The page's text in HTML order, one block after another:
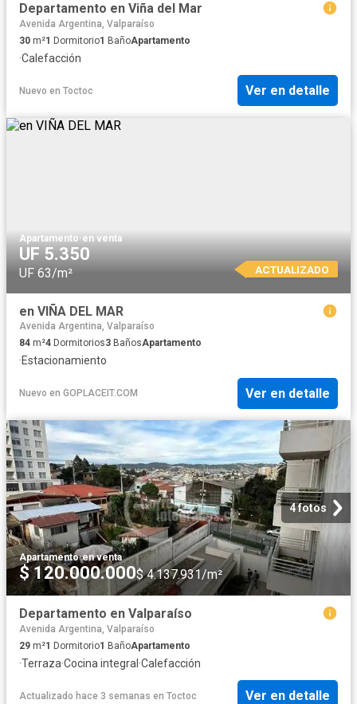
Departamento en Viña del Mar
Avenida Argentina, Valparaíso
30 m²1 Dormitorio1 BañoApartamento
·Calefacción
Nuevo en Toctoc Ver en detalle
Apartamento·en venta
UF 5.350
UF 63/m² ACTUALIZADO
en VIÑA DEL MAR
Avenida Argentina, Valparaíso
84 m²4 Dormitorios3 BañosApartamento
·Estacionamiento
Nuevo en GOPLACEIT.COM Ver en detalle
4 fotos
Apartamento·en venta
$ 120.000.000$ 4.137.931/m²
Departamento en Valparaíso
Avenida Argentina, Valparaíso
29 m²1 Dormitorio1 BañoApartamento
·Terraza·Cocina integral ·Calefacción
Actualizado hace 3 semanas en Toctoc Ver en detalle